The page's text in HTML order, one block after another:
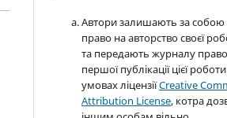
Автори залишають за собою
право на авторство своєї
та передають журналу право
першої публікації цієї
умовах ліцензіїCreative
Attribution License, котра